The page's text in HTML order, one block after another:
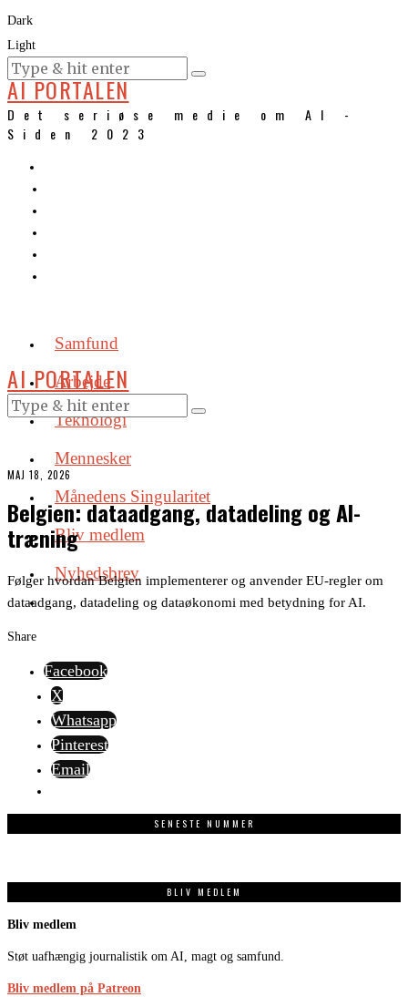
Dark
Light
KURSER
AI PORTALEN
Det seriøse medie om AI -
Siden 2023
Samfund
Arbejde
Teknologi
Mennesker
Månedens Singularitet
Bliv medlem
Nyhedsbrev
AI PORTALEN
MAJ 18, 2026
Belgien: dataadgang, datadeling og AI-
træning
Følger hvordan Belgien implementerer og anvender EU-regler om
dataadgang, datadeling og dataøkonomi med betydning for AI.
Share
Facebook
X
Whatsapp
Pinterest
Email
SENESTE NUMMER
BLIV MEDLEM
Bliv medlem
Støt uafhængig journalistik om AI, magt og samfund.
Bliv medlem på Patreon